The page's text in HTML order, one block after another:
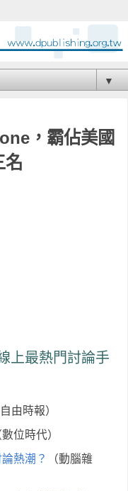
▼
，霸佔美國
名
上最熱門討論手
由時報）
數位時代）
熱潮？
（動腦雜